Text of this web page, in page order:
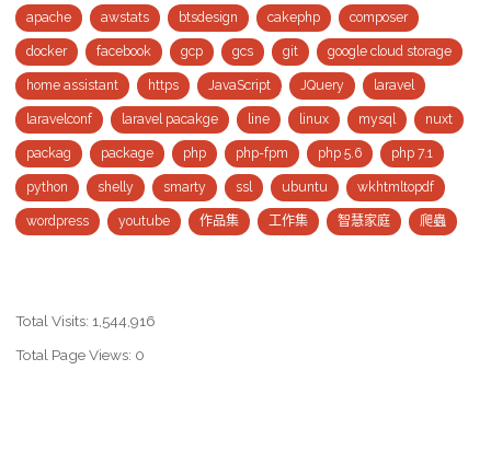
限
送
審
整
理"
apache awstats btsdesign cakephp composer
docker facebook gcp gcs git google cloud storage
home assistant https JavaScript JQuery laravel
laravelconf laravel pacakge line linux mysql nuxt
packag package php php-fpm php 5.6 php 7.1
python shelly smarty ssl ubuntu wkhtmltopdf
wordpress youtube 作品集 工作集 智慧家庭 爬蟲
Total Visits: 1,544,916
Total Page Views: 0